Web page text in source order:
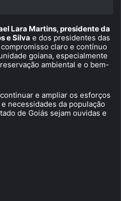
Lara Martins, presidente da
e Silva e dos presidentes das
claro e contínuo
goiana, especialmente
ambiental e o bem-
e ampliar os esforços
necessidades da população
de Goiás sejam ouvidas e